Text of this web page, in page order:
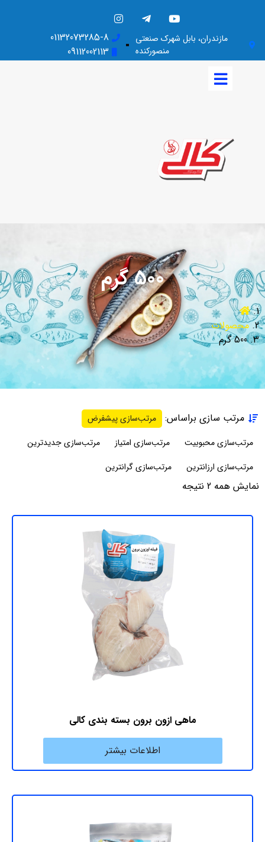
مازندران، بابل شهرک صنعتی
منصورکنده
01132073285-8
09112002113
500 گرم
محصولات
500 گرم
نمایش همه 2 نتیجه
مرتب سازی براساس:
مرتب‌سازی پیشفرض
مرتب‌سازی محبوبیت
مرتب‌سازی امتیاز
مرتب‌سازی جدیدترین
مرتب‌سازی ارزانترین
مرتب‌سازی گرانترین
ماهی ازون برون بسته بندی کالی
اطلاعات بیشتر